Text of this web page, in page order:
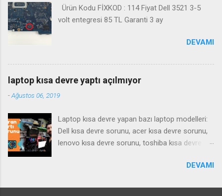
Ürün Kodu FİXKOD : 114 Fiyat Dell 3521 3-5
volt entegresi 85 TL Garanti 3 ay
DEVAMI
laptop kısa devre yaptı açılmıyor
-Ağustos 06, 2019
Laptop kısa devre yapan bazı laptop modelleri:
Dell kısa devre sorunu, acer kısa devre sorunu,
lenovo kısa devre sorunu, toshiba kısa devre
kısa devre yaparsa ne gibi bir arıza yapar , tamiri
çektim iyi seyirler. SIKÇA SORULAN SORULAR ;
DEVAMI